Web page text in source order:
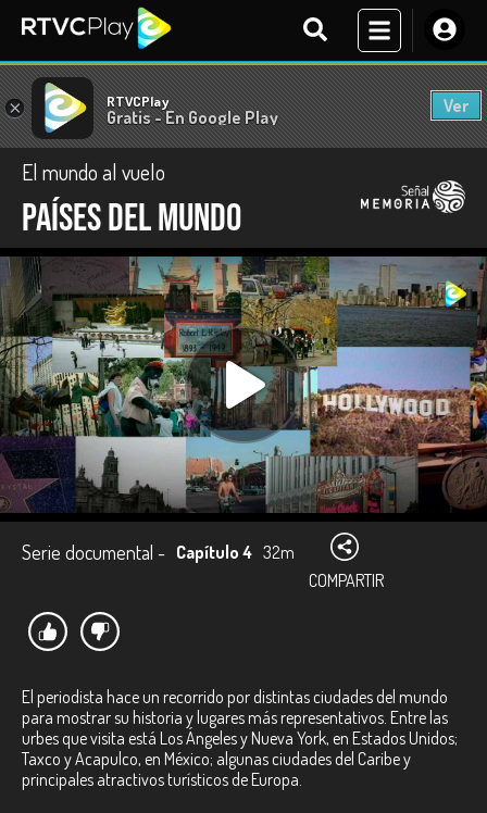
× RTVCPlay
Gratis - En Google Play
Ver
El mundo al vuelo
Países del mundo
Serie documental - Capítulo 4 32m
COMPARTIR
El periodista hace un recorrido por distintas ciudades del mundo
para mostrar su historia y lugares más representativos. Entre las
urbes que visita está Los Ángeles y Nueva York, en Estados Unidos;
Taxco y Acapulco, en México; algunas ciudades del Caribe y
principales atractivos turísticos de Europa.